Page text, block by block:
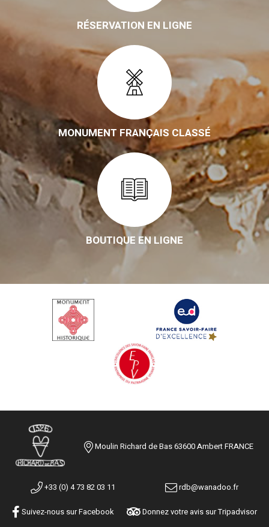
RÉSERVATION EN LIGNE
MONUMENT FRANÇAIS CLASSÉ
BOUTIQUE EN LIGNE
Moulin Richard de Bas 63600 Ambert FRANCE
+33 (0) 4 73 82 03 11 rdb@wanadoo.fr
Suivez-nous sur Facebook Donnez votre avis sur Tripadvisor